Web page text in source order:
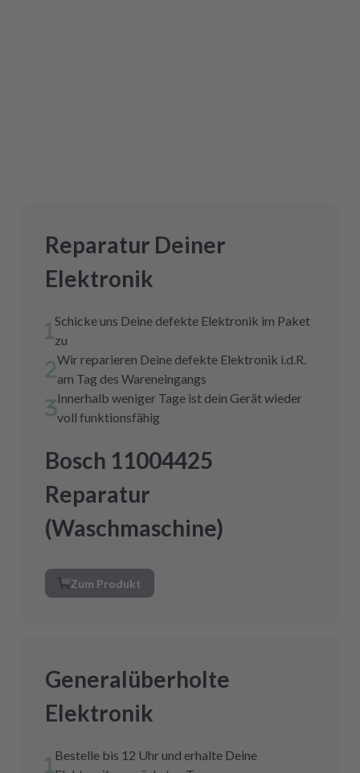
Reparatur Deiner
Elektronik
Schicke uns Deine defekte Elektronik im Paket
zu
Wir reparieren Deine defekte Elektronik i.d.R.
am Tag des Wareneingangs
Innerhalb weniger Tage ist dein Gerät wieder
voll funktionsfähig
Bosch 11004425
Reparatur
(Waschmaschine)
Zum Produkt
Generalüberholte
Elektronik
Bestelle bis 12 Uhr und erhalte Deine